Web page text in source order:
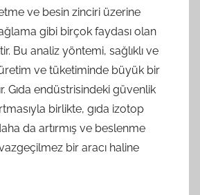
ve besin zinciri üzerine
gibi birçok faydası olan
Bu analiz yöntemi, sağlıklı ve
üretim ve tüketiminde büyük bir
Gıda endüstrisindeki güvenlik
birlikte, gıda izotop
da artırmış ve beslenme
vazgeçilmez bir aracı haline